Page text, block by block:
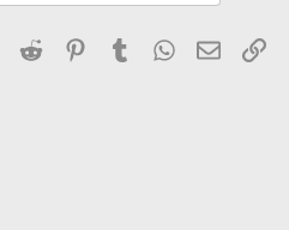
Reddit PinterestTumblr WhatsApp